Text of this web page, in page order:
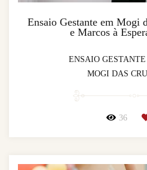
Ensaio Gestante em Mogi
e Marcos à
ENSAIO
MOGI DAS
36